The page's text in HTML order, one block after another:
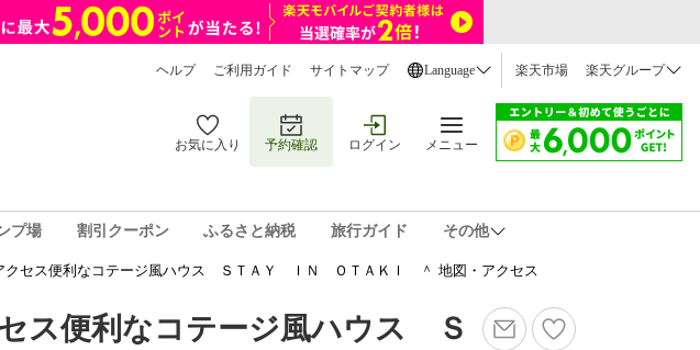
ヘルプ ご利用ガイド サイトマップ Language 楽天市場 楽天グループ
お気に入り 予約確認 ログイン メニュー
プ場 割引クーポン ふるさと納税 旅行ガイド その他
クセス便利なコテージ風ハウス ＳＴＡＹ ＩＮ ＯＴＡＫＩ ＾ 地図・アクセス
ス便利なコテージ風ハウス Ｓ